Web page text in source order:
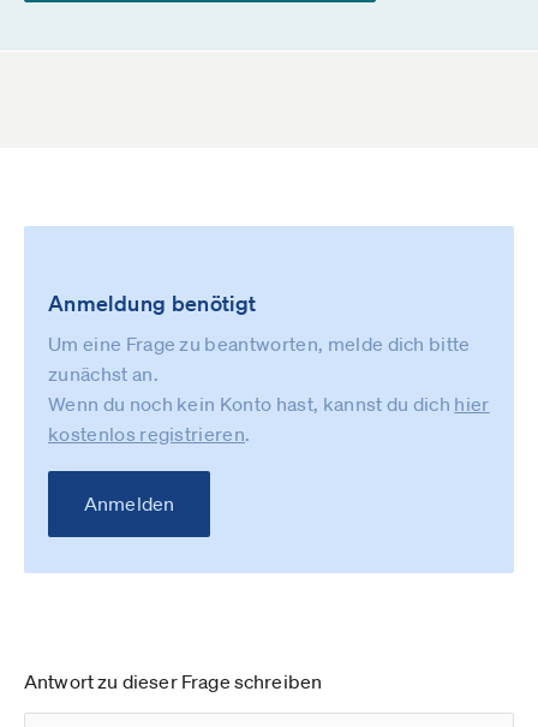
Anmeldung benötigt
Um eine Frage zu beantworten, melde dich bitte
zunächst an.
Wenn du noch kein Konto hast, kannst du dich hier
kostenlos registrieren.
Anmelden
Antwort zu dieser Frage schreiben